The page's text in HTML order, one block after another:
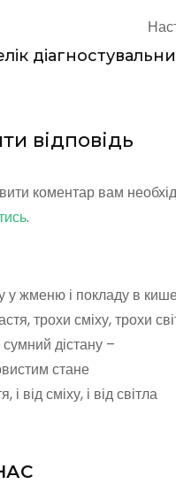
відповідь
коментар вам
.
у жменю і покладу в
трохи сміху, трохи
дістану –
стане
і від сміху, і від світла